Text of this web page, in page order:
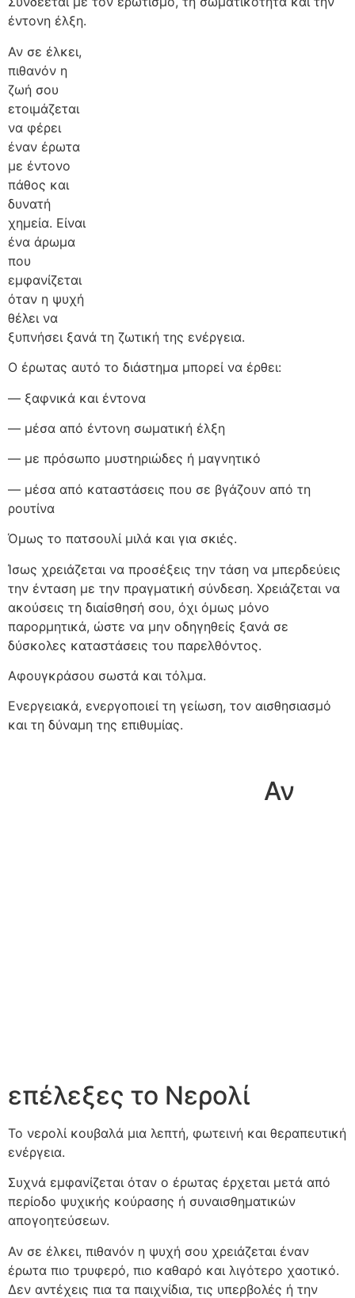
έντονη έλξη.
Αν σε έλκει,
πιθανόν η
ζωή σου
ετοιμάζεται
να φέρει
έναν έρωτα
με έντονο
πάθος και
δυνατή
χημεία. Είναι
ένα άρωμα
που
εμφανίζεται
όταν η ψυχή
θέλει να
ξυπνήσει ξανά τη ζωτική της ενέργεια.
Ο έρωτας αυτό το διάστημα μπορεί να έρθει:
— ξαφνικά και έντονα
— μέσα από έντονη σωματική έλξη
— με πρόσωπο μυστηριώδες ή μαγνητικό
— μέσα από καταστάσεις που σε βγάζουν από τη
ρουτίνα
Όμως το πατσουλί μιλά και για σκιές.
Ίσως χρειάζεται να προσέξεις την τάση να μπερδεύεις
την ένταση με την πραγματική σύνδεση. Χρειάζεται να
ακούσεις τη διαίσθησή σου, όχι όμως μόνο
παρορμητικά, ώστε να μην οδηγηθείς ξανά σε
δύσκολες καταστάσεις του παρελθόντος.
Αφουγκράσου σωστά και τόλμα.
Ενεργειακά, ενεργοποιεί τη γείωση, τον αισθησιασμό
και τη δύναμη της επιθυμίας.
Αν
επέλεξες το Νερολί
Το νερολί κουβαλά μια λεπτή, φωτεινή και θεραπευτική
ενέργεια.
Συχνά εμφανίζεται όταν ο έρωτας έρχεται μετά από
περίοδο ψυχικής κούρασης ή συναισθηματικών
απογοητεύσεων.
Αν σε έλκει, πιθανόν η ψυχή σου χρειάζεται έναν
έρωτα πιο τρυφερό, πιο καθαρό και λιγότερο χαοτικό.
Δεν αντέχεις πια τα παιχνίδια, τις υπερβολές ή την